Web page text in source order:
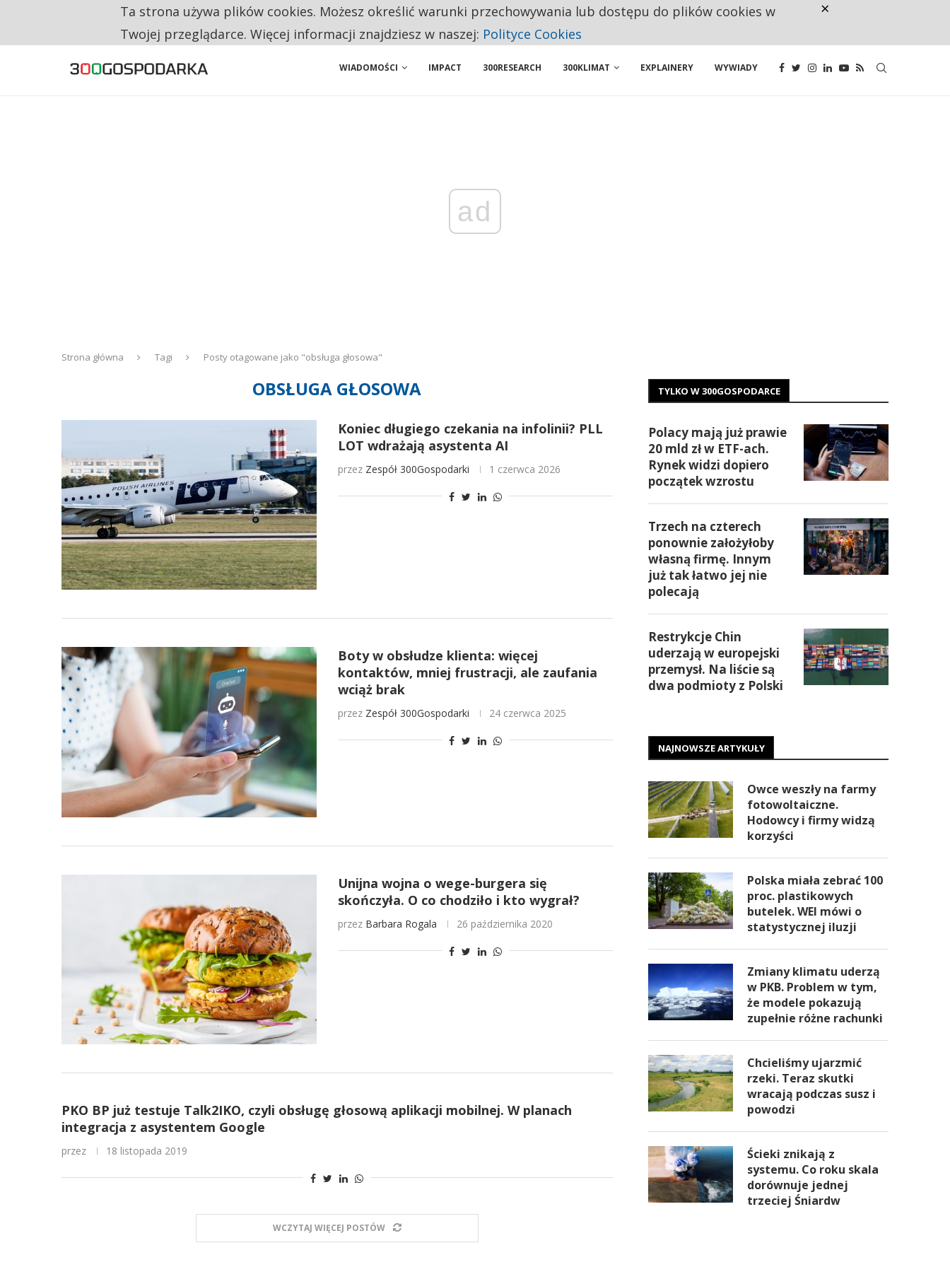
TRZECH NA CZTERECH PONOWNIE ZAŁOŻYŁOBY WŁASNĄ FIRMĘ. INNYM JUŻ TAK ŁATWO JEJ NIE POLECAJĄ
WIADOMOŚCI IMPACT 300RESEARCH 300KLIMAT EXPLAINERY WYWIADY
ad
Strona główna Tagi Posty otagowane jako "obsługa głosowa"
OBSŁUGA GŁOSOWA
Koniec długiego czekania na infolinii? PLL
LOT wdrażają asystenta AI
przez Zespół 300Gospodarki 1 czerwca 2026
Boty w obsłudze klienta: więcej
kontaktów, mniej frustracji, ale zaufania
wciąż brak
przez Zespół 300Gospodarki 24 czerwca 2025
Unijna wojna o wege-burgera się
skończyła. O co chodziło i kto wygrał?
przez Barbara Rogala 26 października 2020
PKO BP już testuje Talk2IKO, czyli obsługę głosową aplikacji mobilnej. W planach
integracja z asystentem Google
przez 18 listopada 2019
WCZYTAJ WIĘCEJ POSTÓW
TYLKO W 300GOSPODARCE
Polacy mają już prawie
20 mld zł w ETF-ach.
Rynek widzi dopiero
początek wzrostu
Trzech na czterech
ponownie założyłoby
własną firmę. Innym
już tak łatwo jej nie
polecają
Restrykcje Chin
uderzają w europejski
przemysł. Na liście są
dwa podmioty z Polski
NAJNOWSZE ARTYKUŁY
Owce weszły na farmy
fotowoltaiczne.
Hodowcy i firmy widzą
korzyści
Polska miała zebrać 100
proc. plastikowych
butelek. WEI mówi o
statystycznej iluzji
Zmiany klimatu uderzą
w PKB. Problem w tym,
że modele pokazują
zupełnie różne rachunki
Chcieliśmy ujarzmić
rzeki. Teraz skutki
wracają podczas susz i
powodzi
Ścieki znikają z
systemu. Co roku skala
dorównuje jednej
trzeciej Śniardw
Ta strona używa plików cookies. Możesz określić warunki przechowywania lub dostępu do plików cookies w
Twojej przeglądarce. Więcej informacji znajdziesz w naszej: Polityce Cookies
×